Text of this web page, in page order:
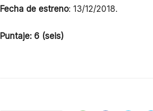
Fecha de estreno: 13/12/2018.
Puntaje: 6 (seis)